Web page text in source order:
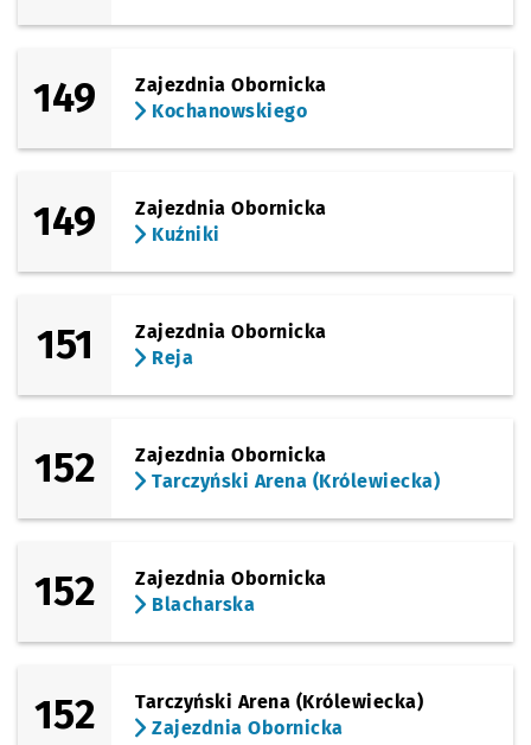
149
Zajezdnia Obornicka
Kochanowskiego
149
Zajezdnia Obornicka
Kuźniki
151
Zajezdnia Obornicka
Reja
152
Zajezdnia Obornicka
Tarczyński Arena (Królewiecka)
152
Zajezdnia Obornicka
Blacharska
152
Tarczyński Arena (Królewiecka)
Zajezdnia Obornicka